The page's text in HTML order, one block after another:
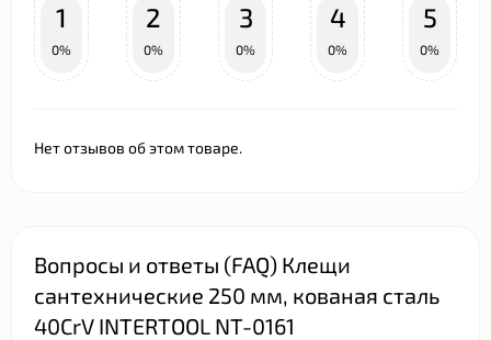
1
0%
2
0%
3
0%
4
0%
5
0%
Нет отзывов об этом товаре.
Вопросы и ответы (FAQ) Клещи
сантехнические 250 мм, кованая сталь
40CrV INTERTOOL NT-0161